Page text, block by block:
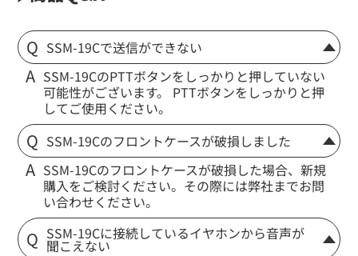
SSM-19Cで送信ができない
SSM-19CのPTTボタンをしっかりと押していない
可能性がございます。 PTTボタンをしっかりと押
してご使用ください。
SSM-19Cのフロントケースが破損しました
SSM-19Cのフロントケースが破損した場合、新規
購入をご検討ください。その際には弊社までお問
い合わせください。
SSM-19Cに接続しているイヤホンから音声が
聞こえない